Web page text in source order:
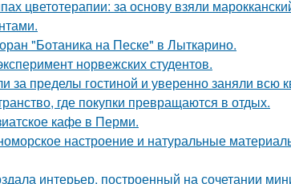
цветотерапии: за основу взяли
"Ботаника на Песке" в Лыткарино.
норвежских студентов.
пределы гостиной и уверенно заняли всю
где покупки превращаются в отдых.
кафе в Перми.
настроение и натуральные
интерьер, построенный на сочетании